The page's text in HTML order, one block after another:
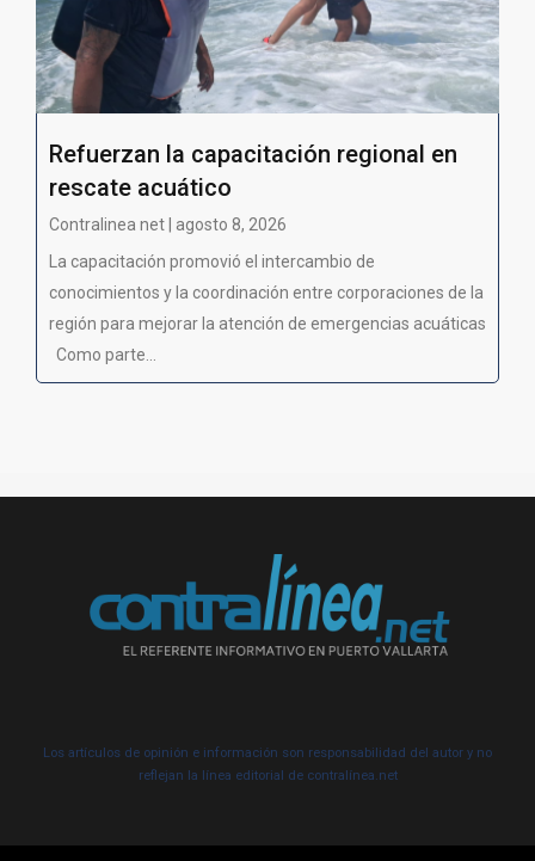
Refuerzan la capacitación regional en
rescate acuático
Contralinea net | agosto 8, 2026
La capacitación promovió el intercambio de
conocimientos y la coordinación entre corporaciones de la
región para mejorar la atención de emergencias acuáticas
Como parte...
Los artículos de opinión e información son responsabilidad del autor y no
reflejan la línea editorial de contralínea.net